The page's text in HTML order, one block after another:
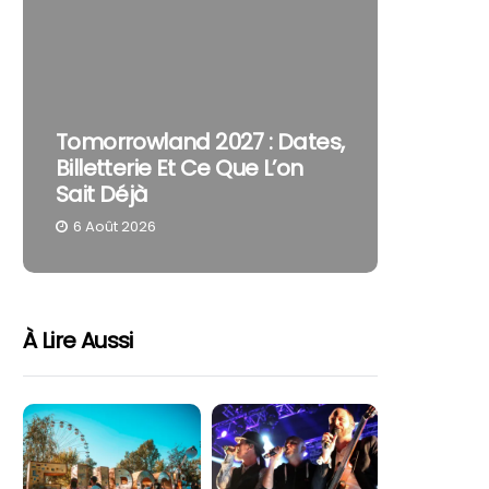
Tomorrowland 2027 : Dates,
Billetterie Et Ce Que L’on
Sait Déjà
6 Août 2026
À Lire Aussi